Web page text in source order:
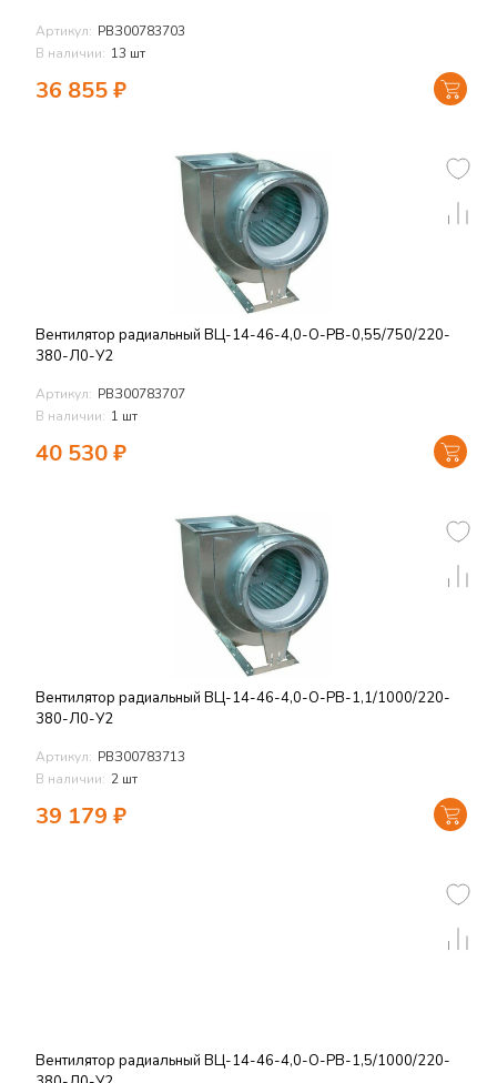
Артикул: РВЗ00783703
В наличии: 13 шт
36 855₽
Вентилятор радиальный ВЦ-14-46-4,0-О-РВ-0,55/750/220-
380-Л0-У2
Артикул: РВЗ00783707
В наличии: 1 шт
40 530₽
Вентилятор радиальный ВЦ-14-46-4,0-О-РВ-1,1/1000/220-
380-Л0-У2
Артикул: РВЗ00783713
В наличии: 2 шт
39 179 ₽
Вентилятор радиальный ВЦ-14-46-4,0-О-РВ-1,5/1000/220-